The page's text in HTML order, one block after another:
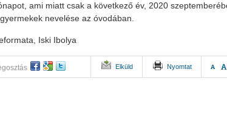
ami miatt csak a következő év, 2020
nevelése az óvodában.
Iski Ibolya
Elküld Nyomtat A A